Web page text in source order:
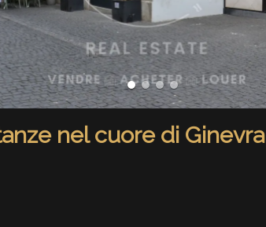
nel cuore di Ginevra